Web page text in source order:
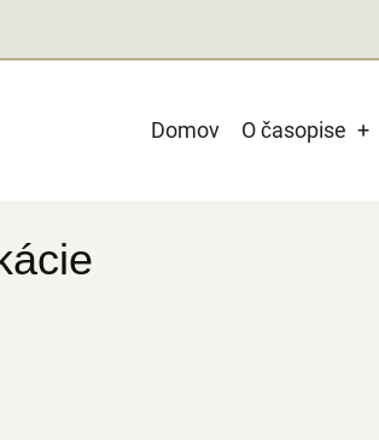
Main
Domov O časopise